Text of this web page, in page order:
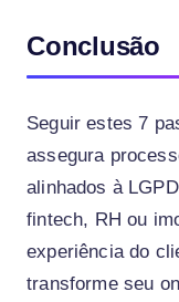
Conclusão
Seguir estes 7
assegura
alinhados à
fintech, RH ou
experiência do
transforme seu